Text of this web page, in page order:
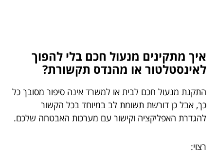
איך מתקינים מנעול חכם בלי להפוך
לאינסטלטור או מהנדס תקשורת?
התקנת מנעול חכם לבית או למשרד אינה סיפור מסובך כל
כך, אבל כן דורשת תשומת לב במיוחד בכל הקשור
להגדרת האפליקציה וקישור עם מערכות האבטחה שלכם.
רצוי: